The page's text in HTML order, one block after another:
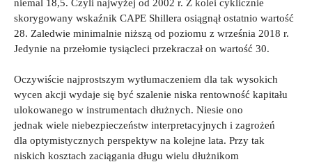
niemal 18,5. Czyli najwyżej od 2002 r. Z kolei cyklicznie
skorygowany wskaźnik CAPE Shillera osiągnął ostatnio wartość
28. Zaledwie minimalnie niższą od poziomu z września 2018 r.
Jedynie na przełomie tysiącleci przekraczał on wartość 30.
Oczywiście najprostszym wytłumaczeniem dla tak wysokich
wycen akcji wydaje się być szalenie niska rentowność kapitału
ulokowanego w instrumentach dłużnych. Niesie ono
jednak wiele niebezpieczeństw interpretacyjnych i zagrożeń
dla optymistycznych perspektyw na kolejne lata. Przy tak
niskich kosztach zaciągania długu wielu dłużnikom